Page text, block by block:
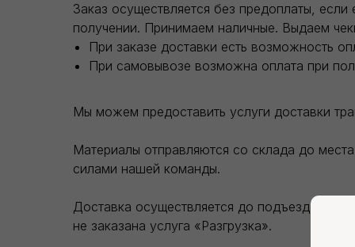
Заказ осуществляется без предоплаты,
получении. Принимаем наличные. Выдаем
При заказе доставки есть возможность
При самовывозе возможна оплата при
Мы можем предоставить услуги доставки
Материалы отправляются со склада до
силами нашей команды.
Доставка осуществляется до подъезда
не заказана услуга «Разгрузка».